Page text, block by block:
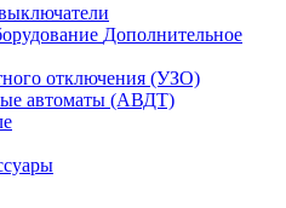
Дополнительное
отключения (УЗО)
автоматы (АВДТ)